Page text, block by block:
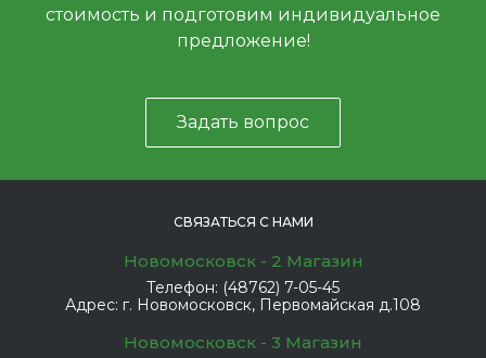
стоимость и подготовим индивидуальное
предложение!
Задать вопрос
СВЯЗАТЬСЯ С НАМИ
Новомосковск - 2 Магазин
Телефон: (48762) 7-05-45
Адрес: г. Новомосковск, Первомайская д.108
Новомосковск - 3 Магазин